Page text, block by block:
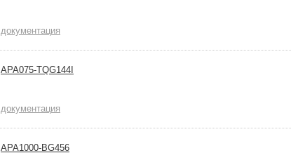
документация
APA075-TQG144I
документация
APA1000-BG456